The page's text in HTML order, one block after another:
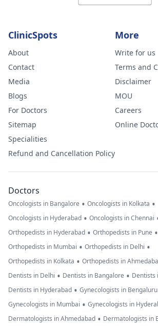
ClinicSpots
About
Contact
Media
Blogs
For Doctors
Sitemap
Specialities
Refund and Cancellation Policy
More
Write for us
Terms and
Disclaimer
MOU
Careers
Online
Doctors
Oncologists in Bangalore • Oncologists in Kolkata •
Oncologists in Hyderabad • Oncologists in Chennai
Orthopedists in Hyderabad • Orthopedists in Pune •
Orthopedists in Mumbai • Orthopedists in Delhi •
Orthopedists in Kolkata • Orthopedists in
Dentists in Delhi • Dentists in Bangalore • Dentists
Dentists in Hyderabad • Gynecologists in Bengaluru
Gynecologists in Mumbai • Gynecologists in
Dermatologists in Ahmedabad • Dermatologists in